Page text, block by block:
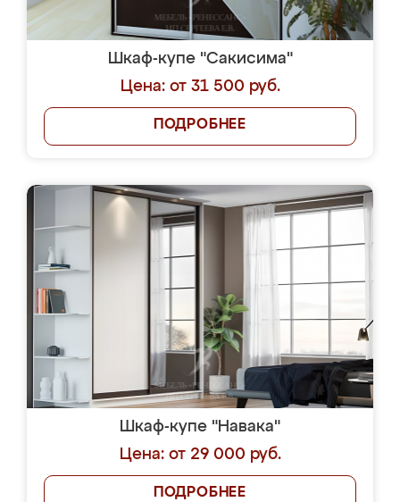
Шкаф-купе "Сакисима"
Цена: от 31 500 руб.
ПОДРОБНЕЕ
Шкаф-купе "Навака"
Цена: от 29 000 руб.
ПОДРОБНЕЕ